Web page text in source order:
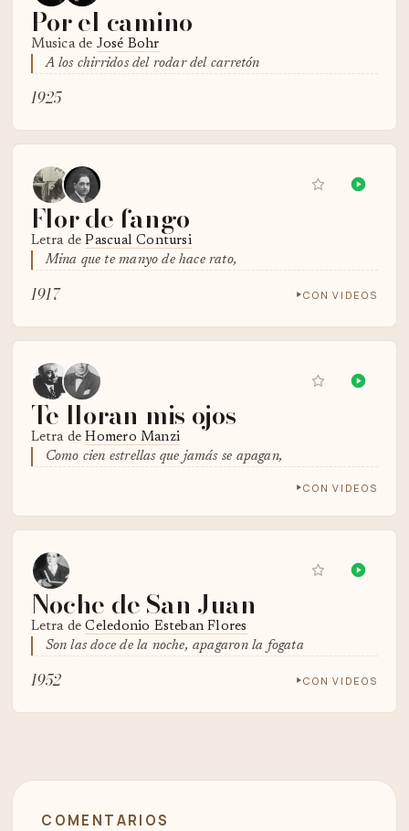
Por el camino
Musica de José Bohr
A los chirridos del rodar del carretón
1925
Flor de fango
Letra dePascual Contursi
Mina que te manyo de hace rato,
1917 CON VIDEOS
Te lloran mis ojos
Letra deHomero Manzi
Como cien estrellas que jamás se apagan,
CON VIDEOS
Noche de San Juan
Letra deCeledonio Esteban Flores
Son las doce de la noche, apagaron la fogata
1952 CON VIDEOS
COMENTARIOS